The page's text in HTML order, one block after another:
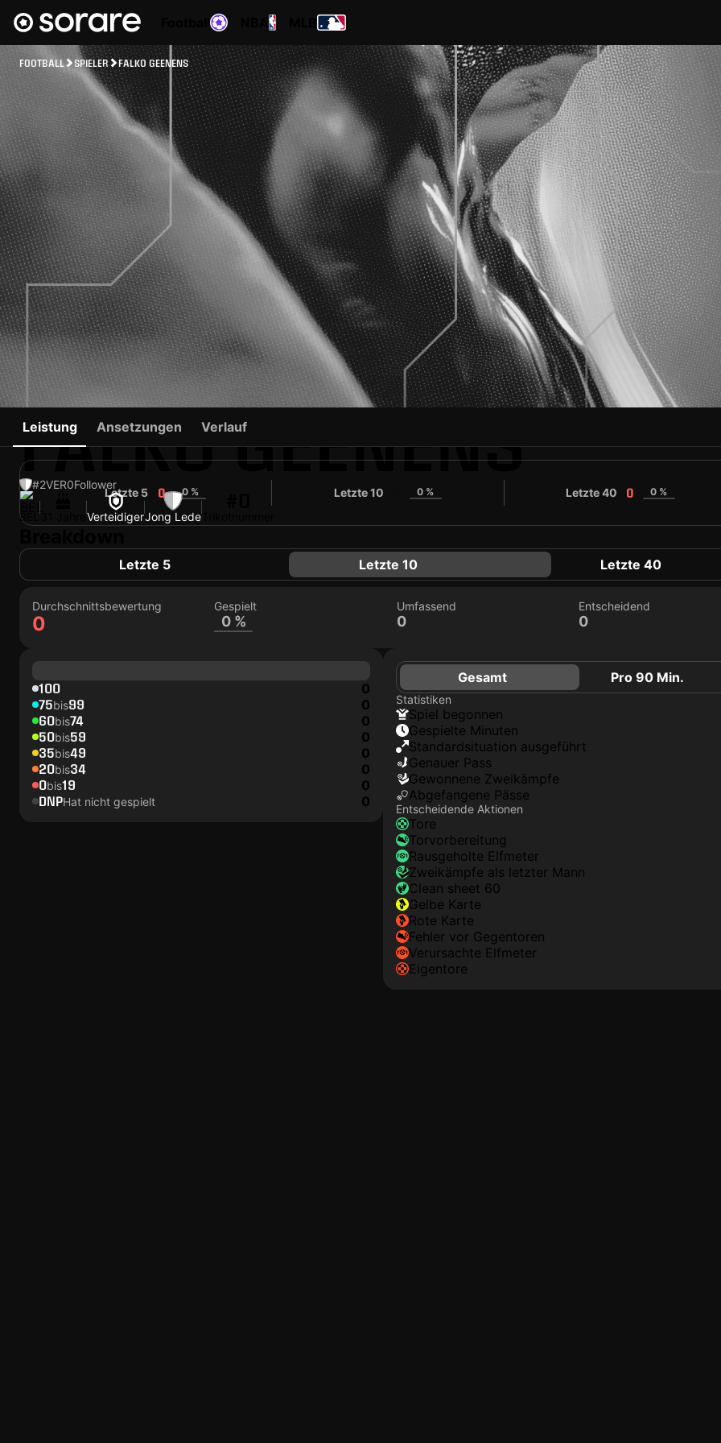
FOOTBALL SPIELER FALKO GEENENS
FALKO GEENENS
#2VER0Follower
BEL VerteidigerJong Lede
Leistung Ansetzungen Verlauf
Letzte 5 0 0 % Letzte 10 0 % Letzte 40 0 0 %
Letzte 5 Letzte 10 Letzte 40
Durchschnittsbewertung
0
Gespielt
0 %
Umfassend
0
Entscheidend
0
100 0
75bis99 0
60bis74 0
50bis59 0
35bis49 0
20bis34 0
0bis19 0
DNPHat nicht gespielt 0
Gesamt Pro 90 Min.
Statistiken
Spiel begonnen
Gespielte Minuten
Standardsituation ausgeführt
genauer Pass
Gewonnene Zweikämpfe
Abgefangene Pässe
Entscheidende Aktionen
Tore
Torvorbereitung
rausgeholte Elfmeter
Zweikämpfe als letzter Mann
clean sheet 60
gelbe Karte
rote Karte
Fehler vor Gegentoren
Verursachte Elfmeter
Eigentore